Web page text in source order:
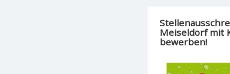
Meiseldorf mit
bewerben!